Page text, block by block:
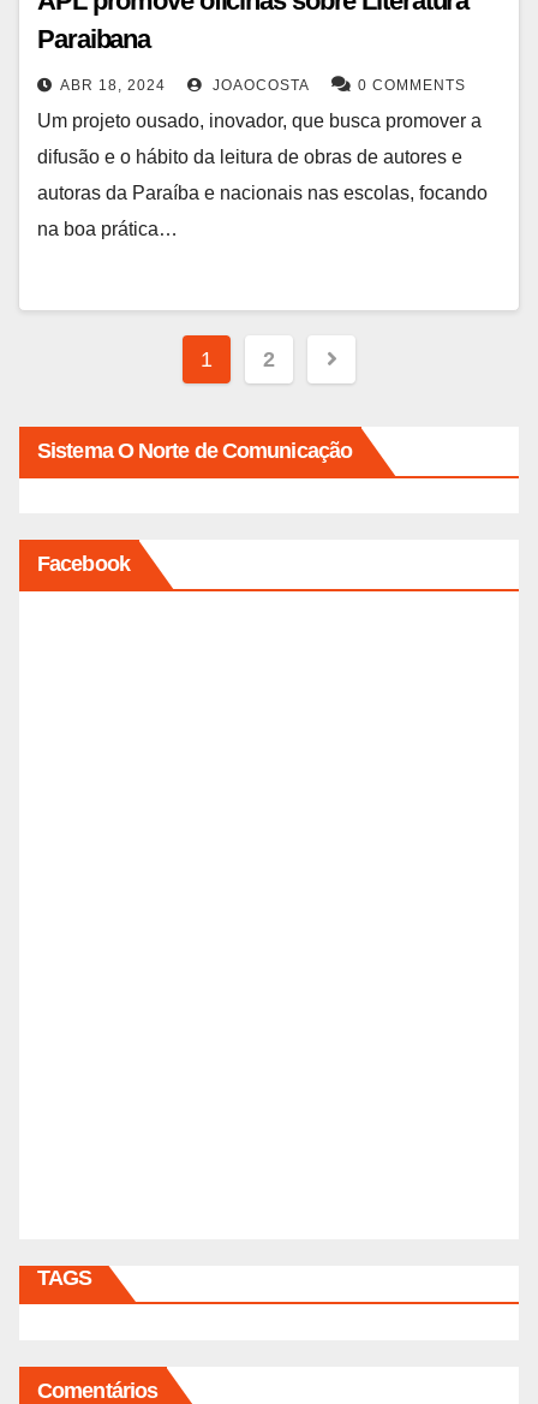
Paraibana
ABR 18, 2024 JOAOCOSTA 0 COMMENTS
Um projeto ousado, inovador, que busca promover a
difusão e o hábito da leitura de obras de autores e
autoras da Paraíba e nacionais nas escolas, focando
na boa prática…
Paginação
posts
1 2
Sistema O Norte de Comunicação
Facebook
TAGS
Comentários